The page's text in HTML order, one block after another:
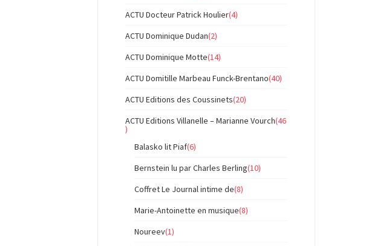
ACTU Docteur Patrick Houlier(4)
ACTU Dominique Dudan(2)
ACTU Dominique Motte(14)
ACTU Domitille Marbeau Funck-Brentano(40)
ACTU Editions des Coussinets(20)
ACTU Editions Villanelle – Marianne Vourch(46
)
Balasko lit Piaf(6)
Bernstein lu par Charles Berling(10)
Coffret Le Journal intime de(8)
Marie-Antoinette en musique(8)
Noureev(1)